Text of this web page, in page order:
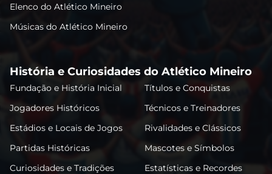
Elenco do Atlético Mineiro
Músicas do Atlético Mineiro
História e Curiosidades do Atlético Mineiro
Fundação e História Inicial
Títulos e Conquistas
Jogadores Históricos
Técnicos e Treinadores
Estádios e Locais de Jogos
Rivalidades e Clássicos
Partidas Históricas
Mascotes e Símbolos
Curiosidades e Tradições
Estatísticas e Recordes